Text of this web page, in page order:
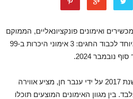
מכשירים ואימונים פונקציונאליים, הממוקם
בלב רמת גן, יוצא במבצע מיוחד לכבוד החגים: 3 אימוני היכרות ב-99
סוף נובמבר 2024.
שהוקם בשנת 2017 על ידי ענבר חן, מציע אווירה
בין מגוון האימונים המוצעים תוכלו